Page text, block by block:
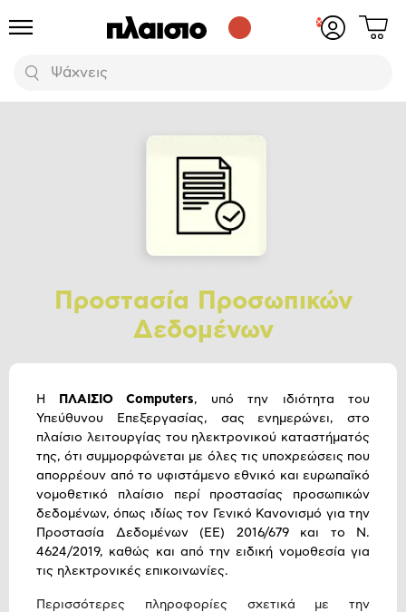
Προϊόντα
Αναζήτηση
Δες
Προστασία Προσωπικών
Δεδομένων
Η ΠΛΑΙΣΙΟ Computers, υπό την ιδιότητα του
Υπεύθυνου Επεξεργασίας, σας ενημερώνει, στο
πλαίσιο λειτουργίας του ηλεκτρονικού καταστήματός
της, ότι συμμορφώνεται με όλες τις υποχρεώσεις που
απορρέουν από το υφιστάμενο εθνικό και ευρωπαϊκό
νομοθετικό πλαίσιο περί προστασίας προσωπικών
δεδομένων, όπως ιδίως τον Γενικό Κανονισμό για την
Προστασία Δεδομένων (ΕΕ) 2016/679 και το Ν.
4624/2019, καθώς και από την ειδική νομοθεσία για
τις ηλεκτρονικές επικοινωνίες.
Περισσότερες πληροφορίες σχετικά με την